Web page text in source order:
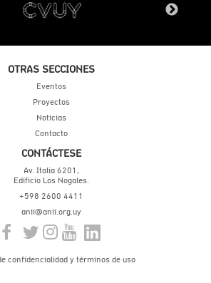
OTRAS SECCIONES
Eventos
Proyectos
Noticias
Contacto
CONTÁCTESE
Av. Italia 6201,
Edificio Los Nogales.
+598 2600 4411
anii@anii.org.uy
confidencialidad y términos de uso